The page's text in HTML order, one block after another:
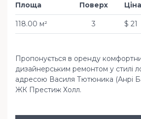
Площа
118.00 м²
Поверх
3
Ціна
$ 21
Пропонується в оренду
дизайнерським ремонтом у стилі
адресою Василя Тютюника (Анрі
ЖК Престиж Холл.